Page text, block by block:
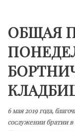
ОБЩАЯ
6 мая 2019 года,
сослужении братии